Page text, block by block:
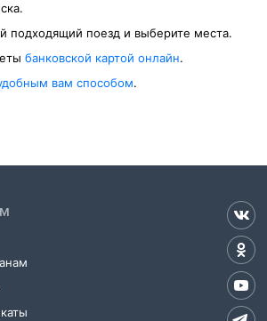
подходящий поезд и выберите места.
банковской картой онлайн.
вам способом.